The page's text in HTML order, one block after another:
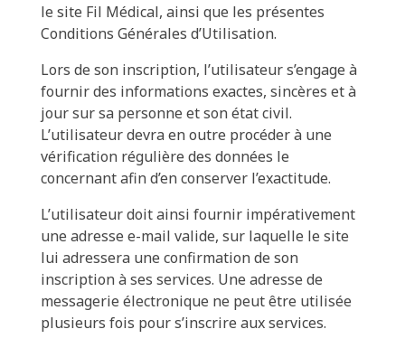
le site Fil Médical, ainsi que les présentes
Conditions Générales d’Utilisation.
Lors de son inscription, l’utilisateur s’engage à
fournir des informations exactes, sincères et à
jour sur sa personne et son état civil.
L’utilisateur devra en outre procéder à une
vérification régulière des données le
concernant afin d’en conserver l’exactitude.
L’utilisateur doit ainsi fournir impérativement
une adresse e-mail valide, sur laquelle le site
lui adressera une confirmation de son
inscription à ses services. Une adresse de
messagerie électronique ne peut être utilisée
plusieurs fois pour s’inscrire aux services.